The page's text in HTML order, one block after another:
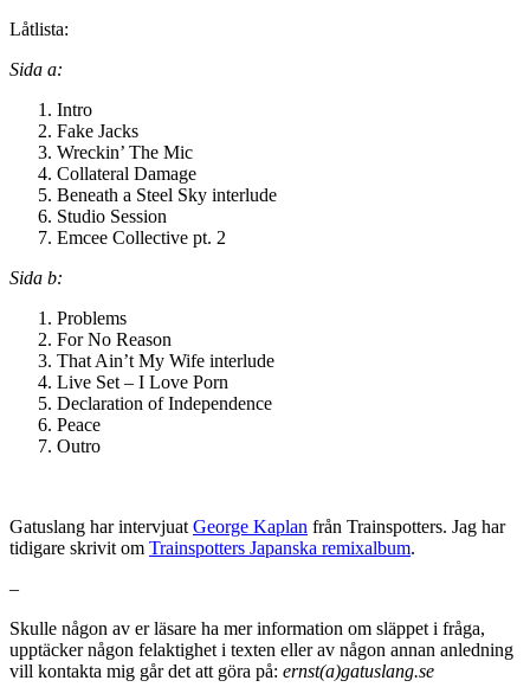
Låtlista:
Sida a:
Intro
Fake Jacks
Wreckin’ The Mic
Collateral Damage
Beneath a Steel Sky interlude
Studio Session
Emcee Collective pt. 2
Sida b:
Problems
For No Reason
That Ain’t My Wife interlude
Live Set – I Love Porn
Declaration of Independence
Peace
Outro
Gatuslang har intervjuat George Kaplan från Trainspotters. Jag har
tidigare skrivit om Trainspotters Japanska remixalbum.
–
Skulle någon av er läsare ha mer information om släppet i fråga,
upptäcker någon felaktighet i texten eller av någon annan anledning
vill kontakta mig går det att göra på: ernst(a)gatuslang.se